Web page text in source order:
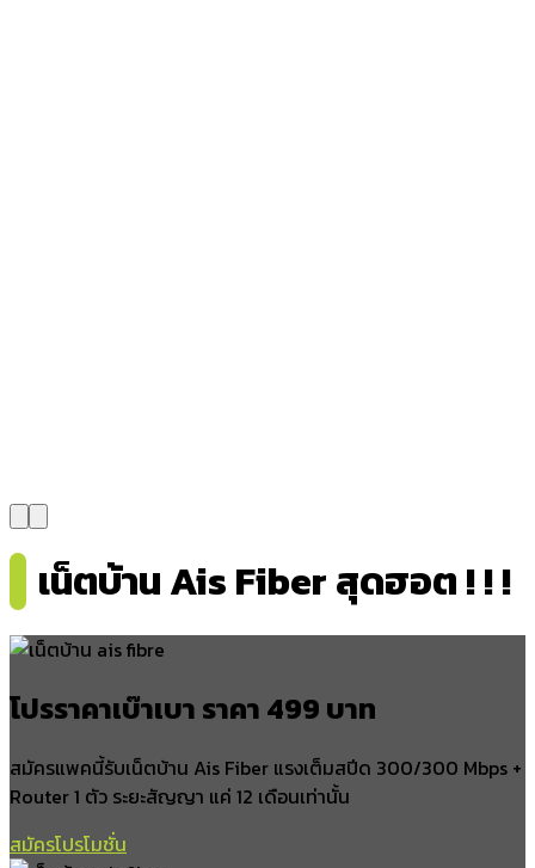
บ้านกลาง
บางวัน
อำเภอปลายพระยา
ปลายพระยา
ทุ่งคา
คีรีวง
เขาเขน
อำเภอลำทับ
เน็ตบ้าน Ais Fiber สุดฮอต ! ! !
โปรราคาเบ๊าเบา ราคา 499 บาท
สมัครแพคนี้รับเน็ตบ้าน Ais Fiber แรงเต็มสปีด 300/300 Mbps +
Router 1 ตัว ระยะสัญญา แค่ 12 เดือนเท่านั้น
สมัครโปรโมชั่น